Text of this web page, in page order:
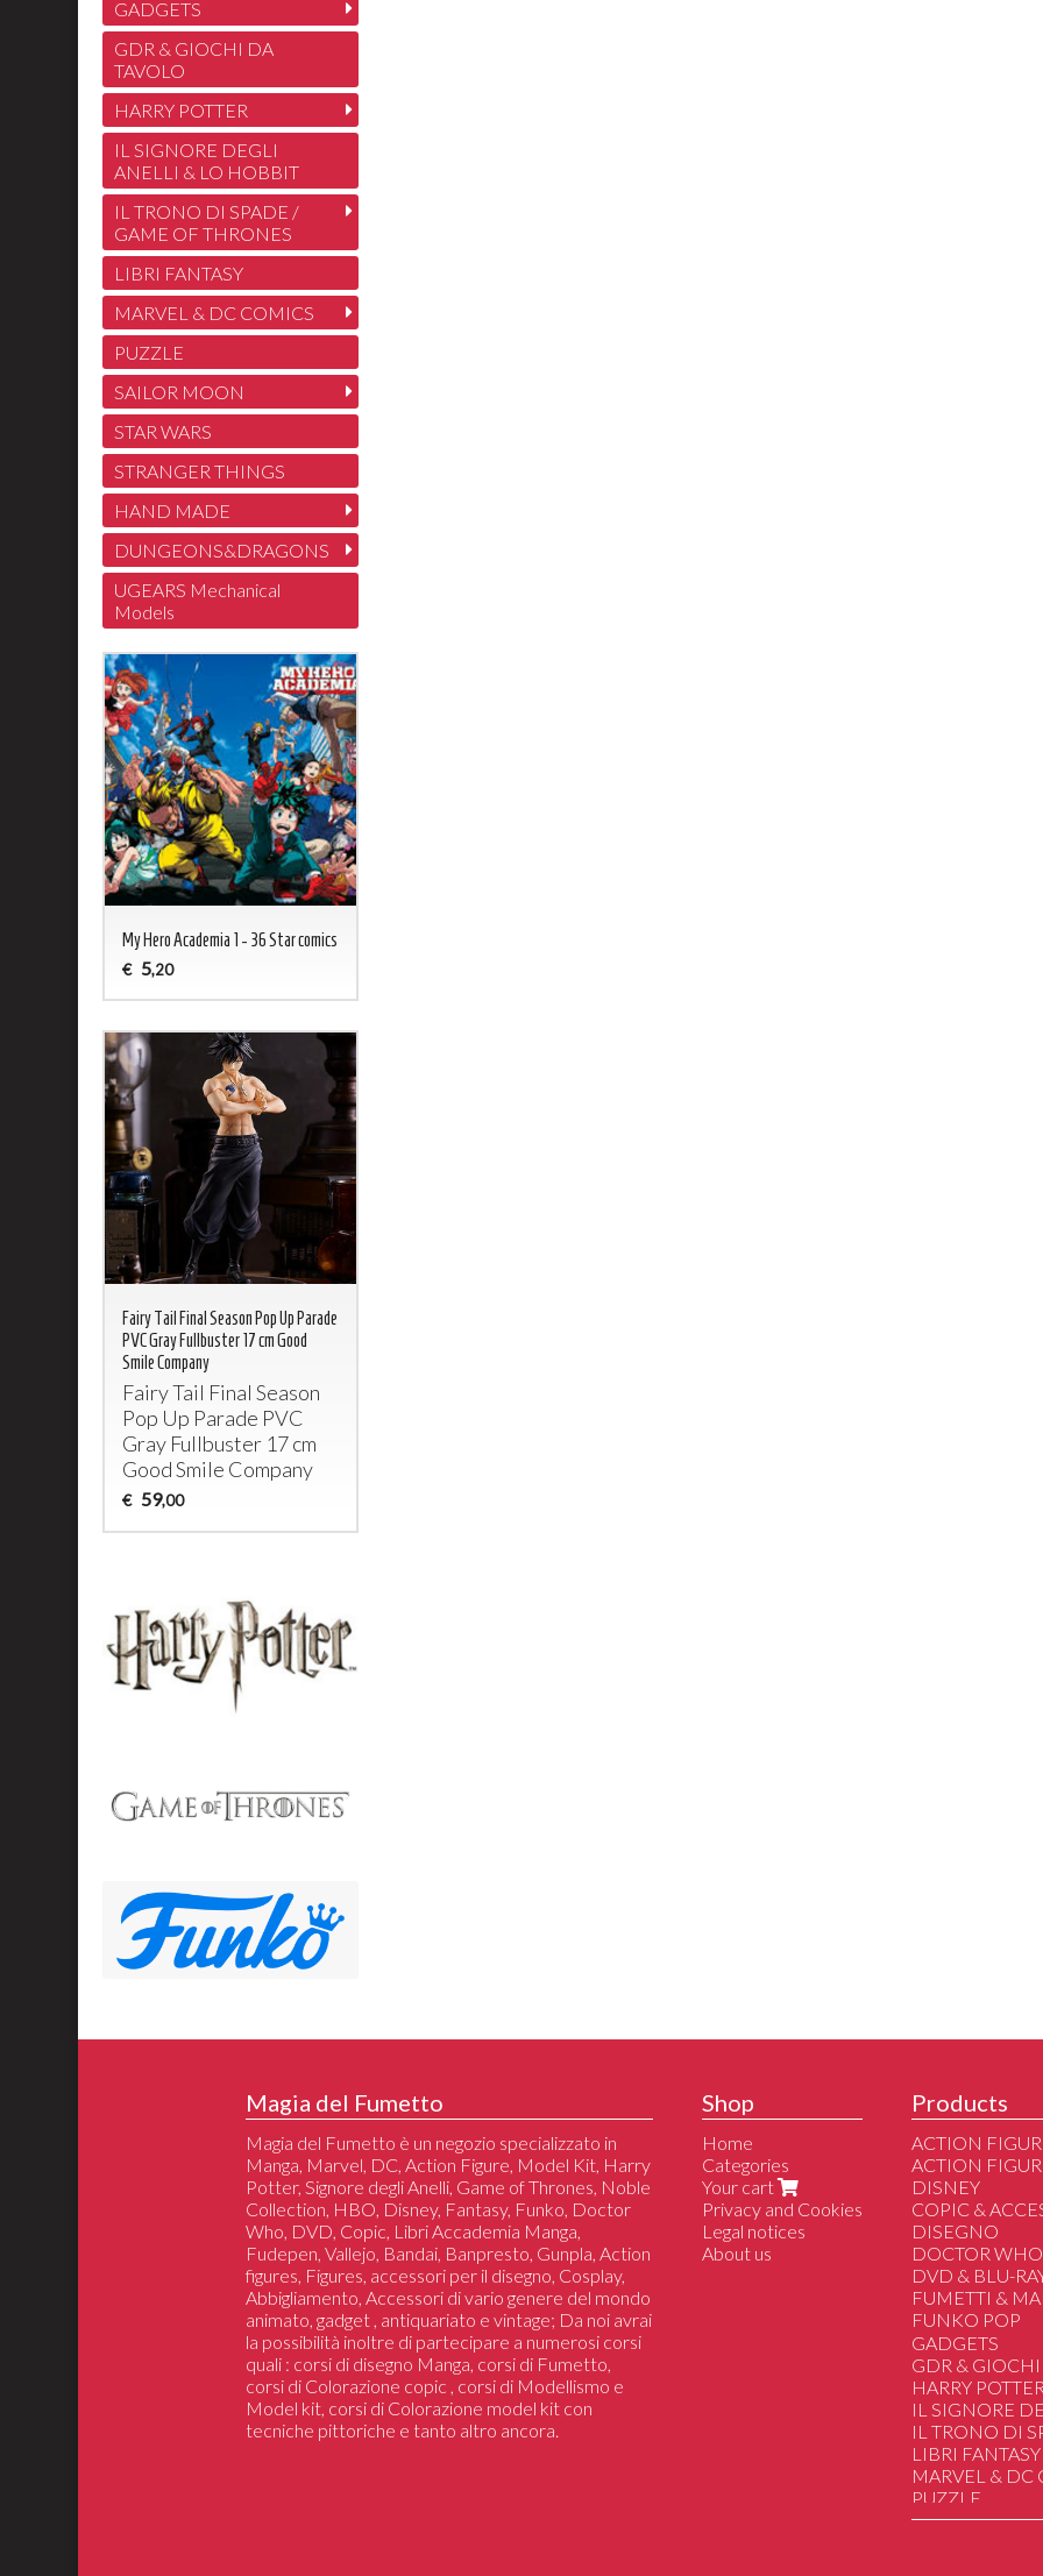
GADGETS
GDR & GIOCHI DA
TAVOLO
HARRY POTTER
IL SIGNORE DEGLI
ANELLI & LO HOBBIT
IL TRONO DI SPADE /
GAME OF THRONES
LIBRI FANTASY
MARVEL & DC COMICS
PUZZLE
SAILOR MOON
STAR WARS
STRANGER THINGS
HAND MADE
DUNGEONS&DRAGONS
UGEARS Mechanical
Models
My Hero Academia 1 - 36 Star comics
€ 5,20
Fairy Tail Final Season Pop Up Parade
PVC Gray Fullbuster 17 cm Good
Smile Company
Fairy Tail Final Season
Pop Up Parade PVC
Gray Fullbuster 17 cm
Good Smile Company
€ 59,00
Magia del Fumetto
Magia del Fumetto è un negozio specializzato in
Manga, Marvel, DC, Action Figure, Model Kit, Harry
Potter, Signore degli Anelli, Game of Thrones, Noble
Collection, HBO, Disney, Fantasy, Funko, Doctor
Who, DVD, Copic, Libri Accademia Manga,
Fudepen, Vallejo, Bandai, Banpresto, Gunpla, Action
figures, Figures, accessori per il disegno, Cosplay,
Abbigliamento, Accessori di vario genere del mondo
animato, gadget , antiquariato e vintage; Da noi avrai
la possibilità inoltre di partecipare a numerosi corsi
quali : corsi di disegno Manga, corsi di Fumetto,
corsi di Colorazione copic , corsi di Modellismo e
Model kit, corsi di Colorazione model kit con
tecniche pittoriche e tanto altro ancora.
Shop
Home
Categories
Your cart
Privacy and Cookies
Legal notices
About us
Products
ACTION
ACTION
DISNEY
COPIC &
DISEGNO
DOCTOR WHO
DVD & BLU-
FUMETTI &
FUNKO POP
Altri
Dc/Marvel/
Disney
Manga/Anime/
Il Trono di Spade
Harry Potter
Lo Hobbit & Il
Film/Serie Tv/
Sport
GADGETS
GDR &
HARRY POTTER
IL SIGNORE
IL TRONO DI
LIBRI FANTASY
MARVEL & DC
PUZZLE
SAILOR MOON